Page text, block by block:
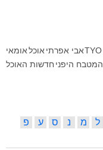
TYOאבי אפרתי אוכלאומאי
המטבח היפני חדשות האוכל
ל מ נ ס ע
פ